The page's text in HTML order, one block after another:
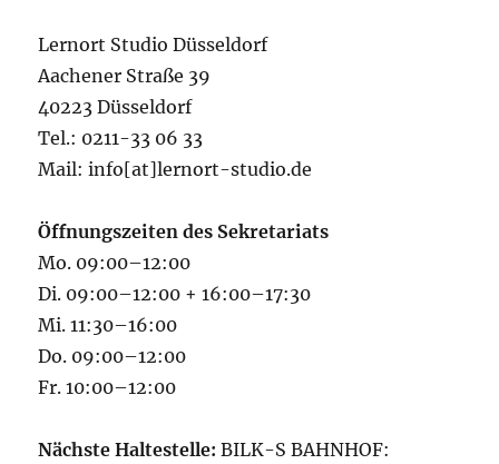
Lernort Studio Düsseldorf
Aachener Straße 39
40223 Düsseldorf
Tel.: 0211-33 06 33
Mail: info[at]lernort-studio.de
Öffnungszeiten des Sekretariats
Mo. 09:00–12:00
Di. 09:00–12:00 + 16:00–17:30
Mi. 11:30–16:00
Do. 09:00–12:00
Fr. 10:00–12:00
Nächste Haltestelle: BILK-S BAHNHOF: